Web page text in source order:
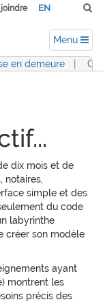
joindre EN
Menu
en demeure
dix mois et de
notaires,
simple et des
du code
labyrinthe
créer son modèle
ayant
montrent les
précis des